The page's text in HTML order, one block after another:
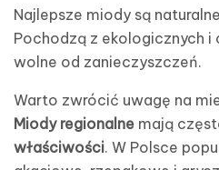
Najlepsze miody są
Pochodzą z ekologicznych i
wolne od zanieczyszczeń.
Warto zwrócić uwagę na
Miody regionalne mają
właściwości. W Polsce